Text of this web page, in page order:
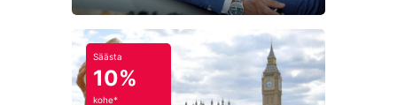
Säästa
10%
kohe*